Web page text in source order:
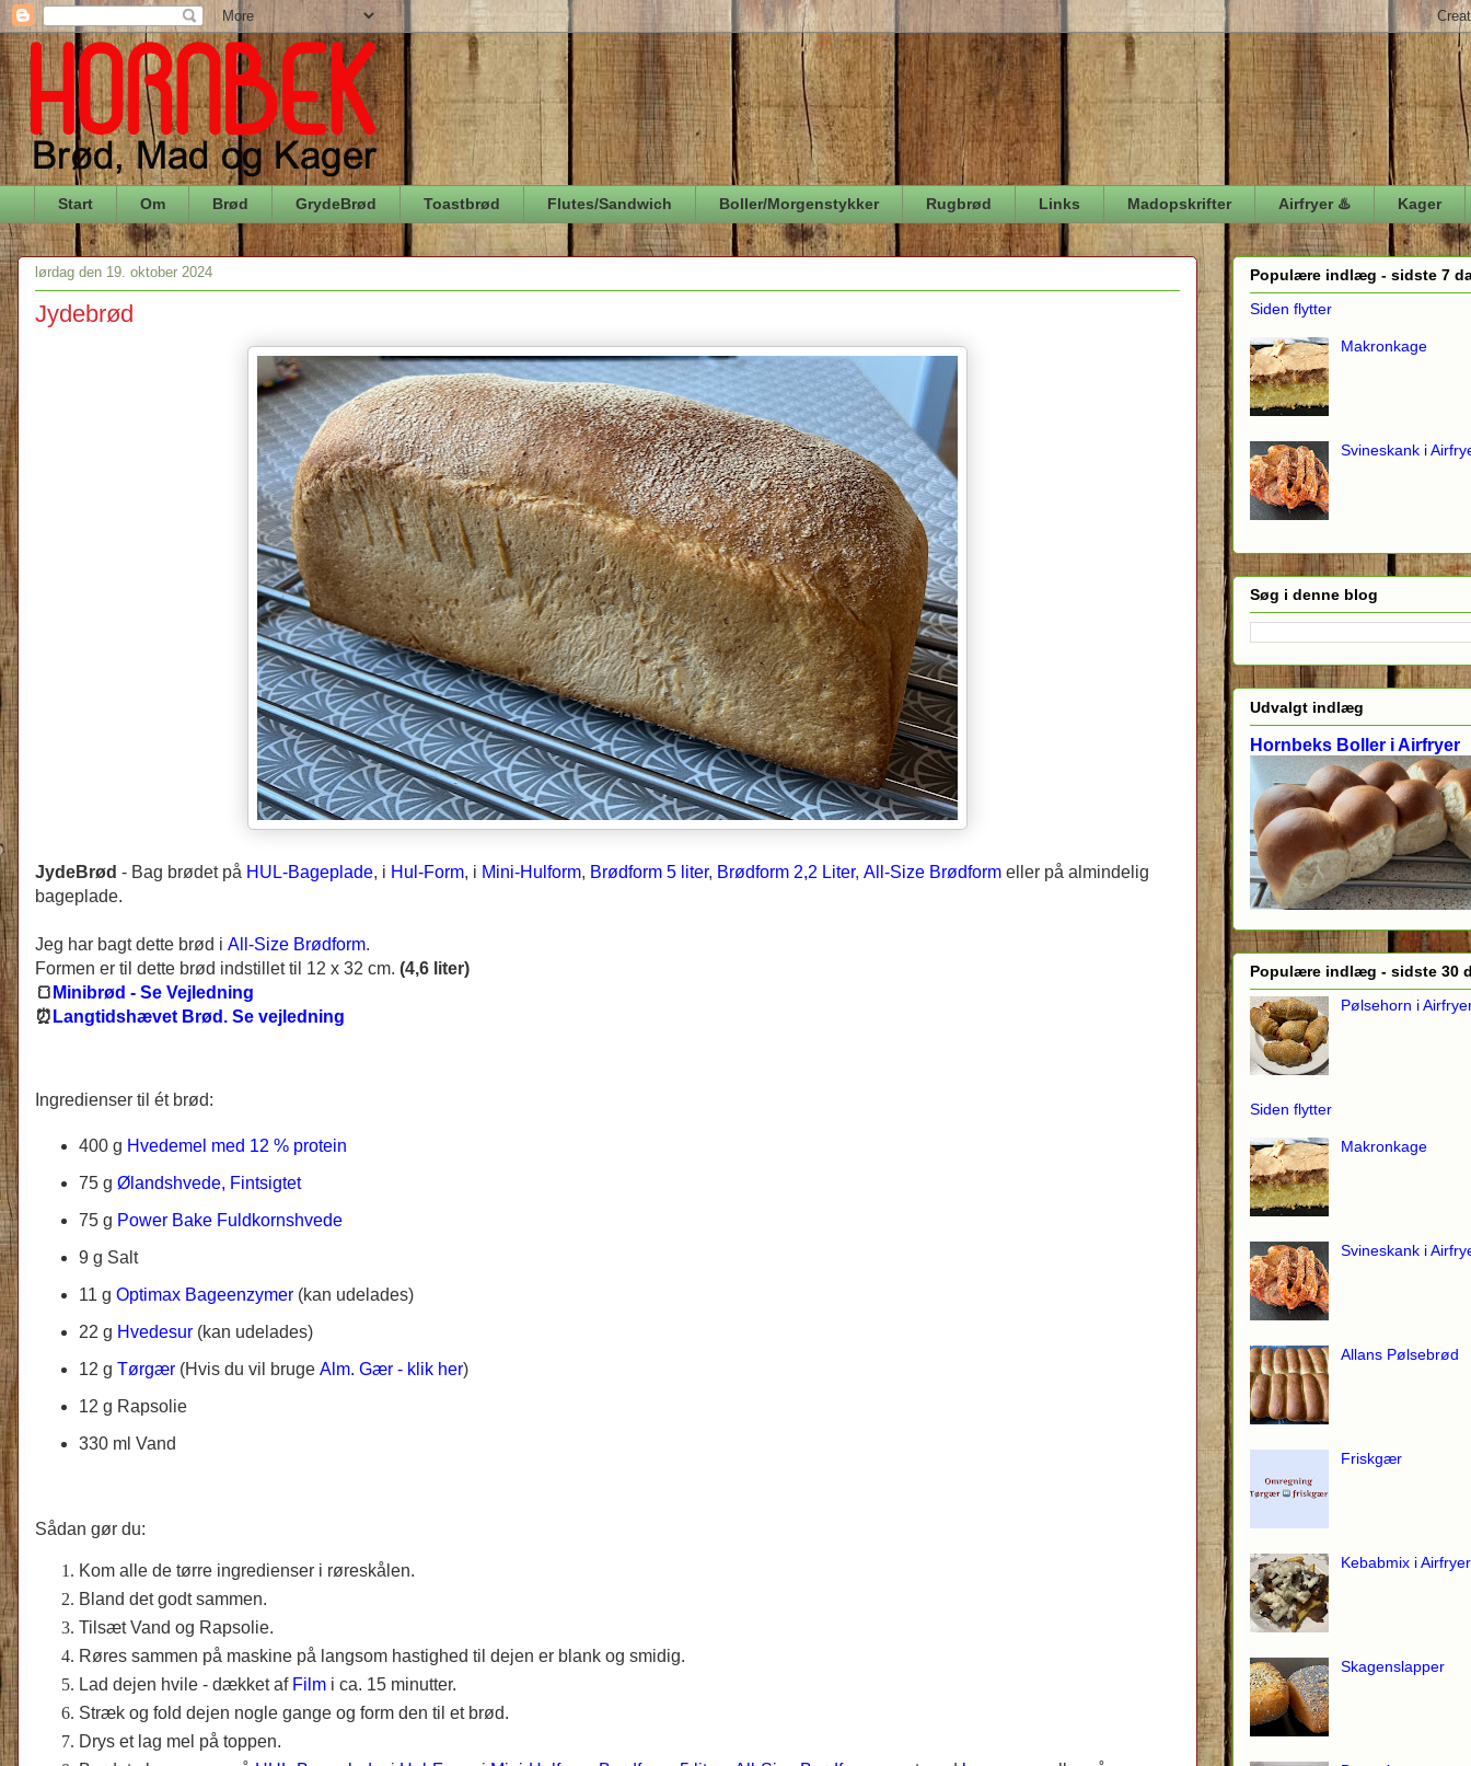
Start Om Brød GrydeBrød Toastbrød Flutes/Sandwich Boller/Morgenstykker Rugbrød Links Madopskrifter Airfryer ♨️ Kager
lørdag den 19. oktober 2024
Jydebrød
JydeBrød - Bag brødet på HUL-Bageplade, i Hul-Form, i Mini-Hulform, Brødform 5 liter, Brødform 2,2 Liter, All-Size Brødform eller på almindelig
bageplade.
Jeg har bagt dette brød i All-Size Brødform.
Formen er til dette brød indstillet til 12 x 32 cm. (4,6 liter)
🍞 Minibrød - Se Vejledning
⏰ Langtidshævet Brød. Se vejledning
Ingredienser til ét brød:
400 g Hvedemel med 12 % protein
75 g Ølandshvede, Fintsigtet
75 g Power Bake Fuldkornshvede
9 g Salt
11 g Optimax Bageenzymer (kan udelades)
22 g Hvedesur (kan udelades)
12 g Tørgær (Hvis du vil bruge Alm. Gær - klik her)
12 g Rapsolie
330 ml Vand
Sådan gør du:
Kom alle de tørre ingredienser i røreskålen.
Bland det godt sammen.
Tilsæt Vand og Rapsolie.
Røres sammen på maskine på langsom hastighed til dejen er blank og smidig.
Lad dejen hvile - dækket af Film i ca. 15 minutter.
Stræk og fold dejen nogle gange og form den til et brød.
Drys et lag mel på toppen.
Populære indlæg - sidste 7
Siden flytter
Makronkage
Svineskank i
Søg i denne blog
Udvalgt indlæg
Hornbeks Boller i Airfryer
Populære indlæg - sidste 30
Pølsehorn i
Siden flytter
Makronkage
Svineskank i
Allans Pølsebrød
Friskgær
Kebabmix i Airfryer
Skagenslapper